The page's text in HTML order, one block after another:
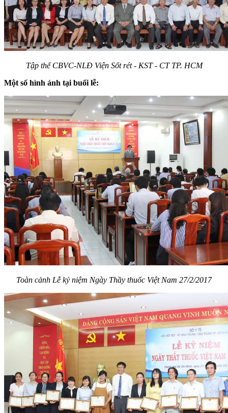
Tập thể CBVC-NLĐ Viện Sốt rét - KST - CT TP. HCM
Một số hình ảnh tại buổi lễ:
Toàn cảnh Lễ kỷ niệm Ngày Thầy thuốc Việt Nam 27/2/2017